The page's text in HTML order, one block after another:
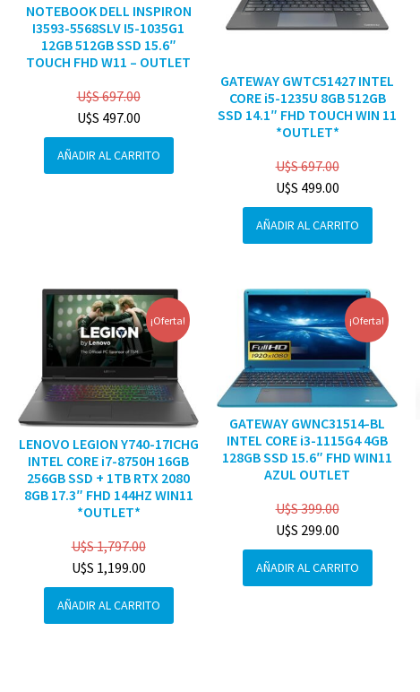
NOTEBOOK DELL INSPIRON
I3593-5568SLV I5-1035G1
12GB 512GB SSD 15.6″
TOUCH FHD W11 – OUTLET
U$S697.00
U$S 497.00
AÑADIR AL CARRITO
GATEWAY GWTC51427 INTEL
CORE i5-1235U 8GB 512GB
SSD 14.1″ FHD TOUCH WIN 11
*OUTLET*
U$S697.00
U$S 499.00
AÑADIR AL CARRITO
¡Oferta!
LENOVO LEGION Y740-17ICHG
INTEL CORE i7-8750H 16GB
256GB SSD + 1TB RTX 2080
8GB 17.3″ FHD 144HZ WIN11
*OUTLET*
U$S1,797.00
U$S 1,199.00
AÑADIR AL CARRITO
¡Oferta!
GATEWAY GWNC31514-BL
INTEL CORE i3-1115G4 4GB
128GB SSD 15.6″ FHD WIN11
AZUL OUTLET
U$S399.00
U$S 299.00
AÑADIR AL CARRITO